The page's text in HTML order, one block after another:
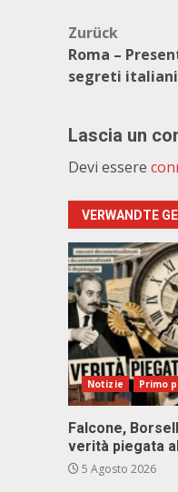
Zurück
Roma –
segreti
Lascia un
Devi essere
VERWANDTE
Notizie Primo
Falcone,
verità piegata
5 Agosto 2026